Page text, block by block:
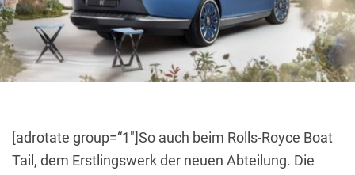
[adrotate group=“1″]So auch beim Rolls-Royce Boat
Tail, dem Erstlingswerk der neuen Abteilung. Die